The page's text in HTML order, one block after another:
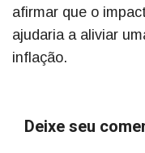
afirmar que o
ajudaria a aliviar
inflação.
Deixe seu